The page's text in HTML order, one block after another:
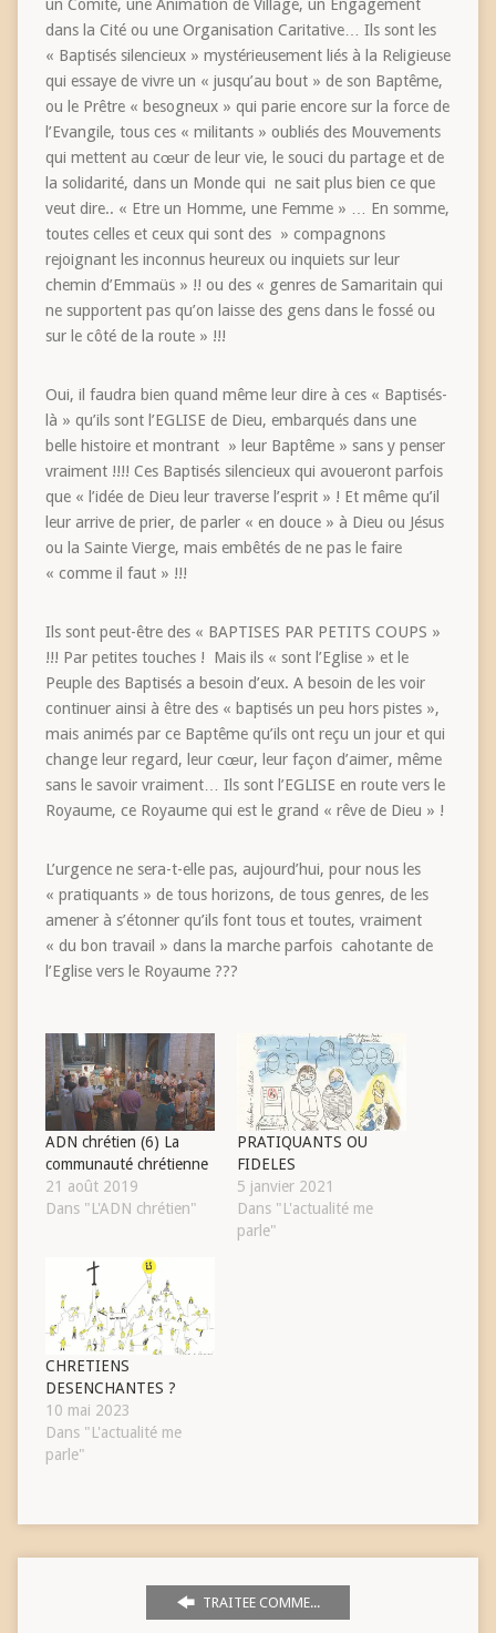
un Comité, une Animation de Village, un Engagement
dans la Cité ou une Organisation Caritative… Ils sont les
« Baptisés silencieux » mystérieusement liés à la Religieuse
qui essaye de vivre un « jusqu’au bout » de son Baptême,
ou le Prêtre « besogneux » qui parie encore sur la force de
l’Evangile, tous ces « militants » oubliés des Mouvements
qui mettent au cœur de leur vie, le souci du partage et de
la solidarité, dans un Monde qui ne sait plus bien ce que
veut dire.. « Etre un Homme, une Femme » … En somme,
toutes celles et ceux qui sont des » compagnons
rejoignant les inconnus heureux ou inquiets sur leur
chemin d’Emmaüs » !! ou des « genres de Samaritain qui
ne supportent pas qu’on laisse des gens dans le fossé ou
sur le côté de la route » !!!
Oui, il faudra bien quand même leur dire à ces « Baptisés-
là » qu’ils sont l’EGLISE de Dieu, embarqués dans une
belle histoire et montrant » leur Baptême » sans y penser
vraiment !!!! Ces Baptisés silencieux qui avoueront parfois
que « l’idée de Dieu leur traverse l’esprit » ! Et même qu’il
leur arrive de prier, de parler « en douce » à Dieu ou Jésus
ou la Sainte Vierge, mais embêtés de ne pas le faire
« comme il faut » !!!
Ils sont peut-être des « BAPTISES PAR PETITS COUPS »
!!! Par petites touches ! Mais ils « sont l’Eglise » et le
Peuple des Baptisés a besoin d’eux. A besoin de les voir
continuer ainsi à être des « baptisés un peu hors pistes »,
mais animés par ce Baptême qu’ils ont reçu un jour et qui
change leur regard, leur cœur, leur façon d’aimer, même
sans le savoir vraiment… Ils sont l’EGLISE en route vers le
Royaume, ce Royaume qui est le grand « rêve de Dieu » !
L’urgence ne sera-t-elle pas, aujourd’hui, pour nous les
« pratiquants » de tous horizons, de tous genres, de les
amener à s’étonner qu’ils font tous et toutes, vraiment
« du bon travail » dans la marche parfois cahotante de
l’Eglise vers le Royaume ???
ADN chrétien (6) La
communauté chrétienne
21 août 2019
Dans "L'ADN chrétien"
PRATIQUANTS OU
FIDELES
5 janvier 2021
Dans "L'actualité me
parle"
CHRETIENS
DESENCHANTES ?
10 mai 2023
Dans "L'actualité me
parle"
TRAITEE COMME...